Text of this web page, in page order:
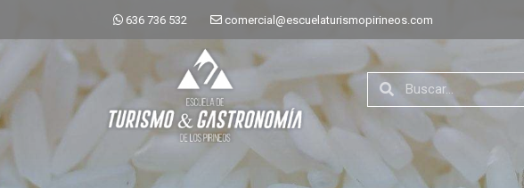
636 736 532 comercial@escuelaturismopirineos.com